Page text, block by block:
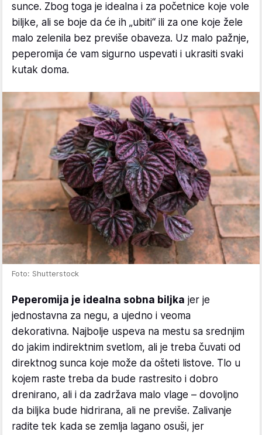
sunce. Zbog toga je idealna i za početnice koje vole
biljke, ali se boje da će ih „ubiti“ ili za one koje žele
malo zelenila bez previše obaveza. Uz malo pažnje,
peperomija će vam sigurno uspevati i ukrasiti svaki
kutak doma.
Foto: Shutterstock
Peperomija je idealna sobna biljka jer je
jednostavna za negu, a ujedno i veoma
dekorativna. Najbolje uspeva na mestu sa srednjim
do jakim indirektnim svetlom, ali je treba čuvati od
direktnog sunca koje može da ošteti listove. Tlo u
kojem raste treba da bude rastresito i dobro
drenirano, ali i da zadržava malo vlage – dovoljno
da biljka bude hidrirana, ali ne previše. Zalivanje
radite tek kada se zemlja lagano osuši, jer